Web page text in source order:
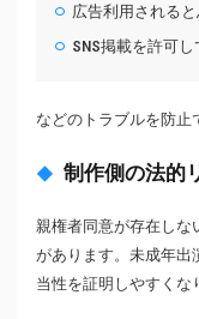
広告利用される
SNS掲載を許可
などのトラブルを防止
制作側の法的
親権者同意が存在しな
があります。未成年出
当性を証明しやすくな